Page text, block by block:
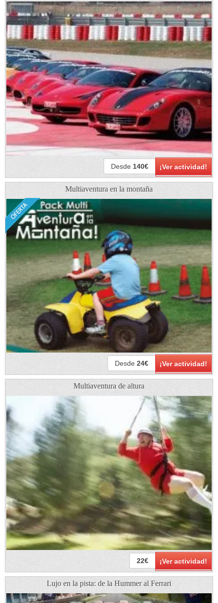
¡Ver actividad!
Desde 140€
Multiaventura en la montaña
¡Ver actividad!
Desde 24€
Multiaventura de altura
¡Ver actividad!
22€
Lujo en la pista: de la Hummer al Ferrari